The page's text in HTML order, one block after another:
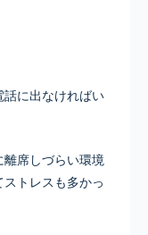
話に出なければい
席しづらい環境
トレスも多かっ